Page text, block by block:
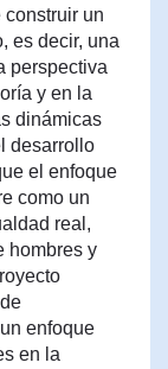
un
es decir, una
perspectiva
y en la
dinámicas
desarrollo
el enfoque
como un
real,
hombres y
enfoque
en la